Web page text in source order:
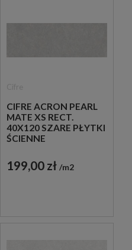
CIFRE ACRON PEARL
MATE XS RECT.
40X120 SZARE PŁYTKI
ŚCIENNE
199,00 zł m2